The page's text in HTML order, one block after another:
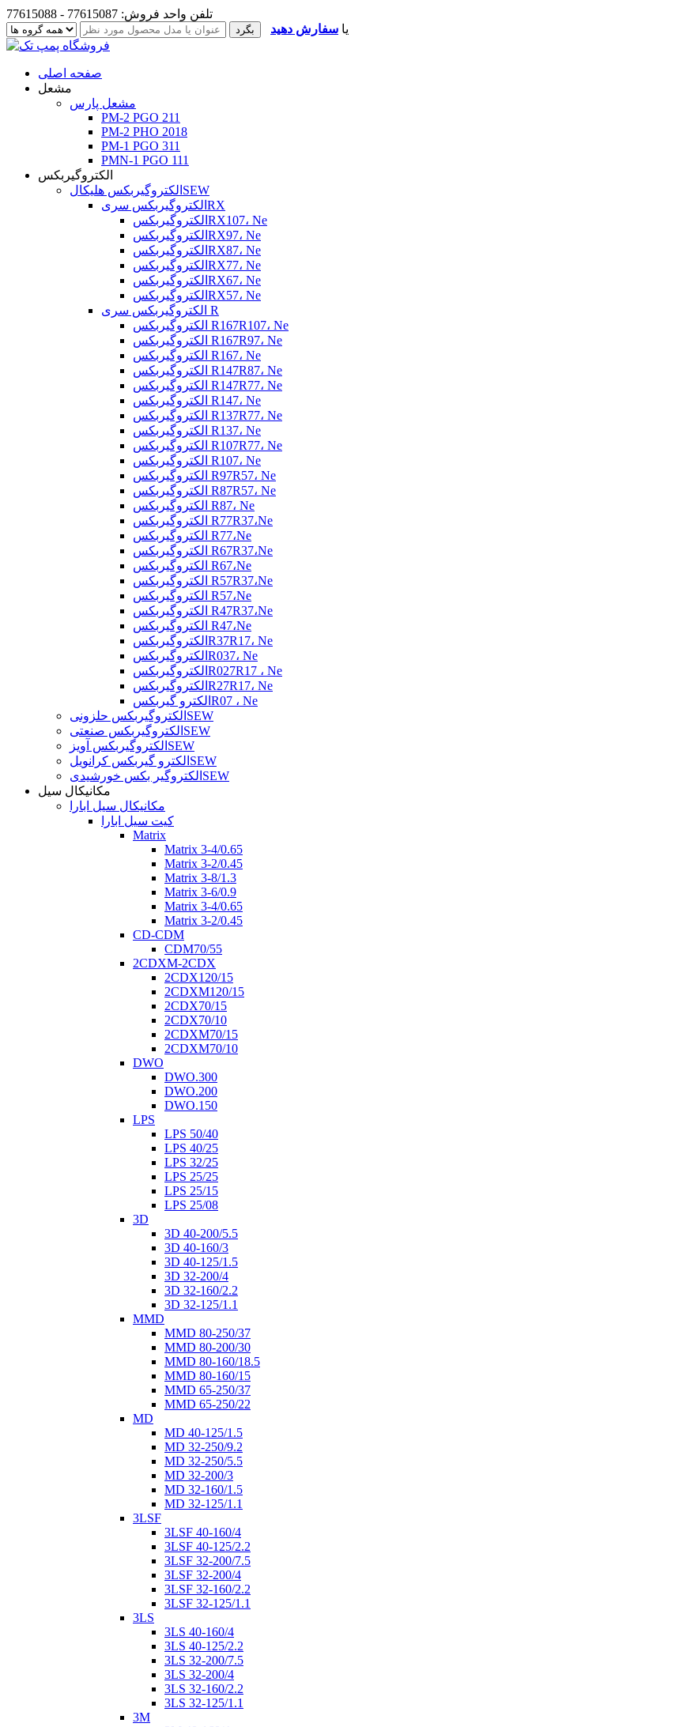
تلفن واحد فروش: 77615087 - 77615088
یا سفارش دهید
صفحه اصلی
مشعل
مشعل پارس
PM-2 PGO 211
PM-2 PHO 2018
PM-1 PGO 311
PMN-1 PGO 111
الکتروگیربکس
الکتروگیربکس هلیکالSEW
الکتروگیربکس سریRX
الکتروگیربکسRX107، Ne
الکتروگیربکسRX97، Ne
الکتروگیربکسRX87، Ne
الکتروگیربکسRX77، Ne
الکتروگیربکسRX67، Ne
الکتروگیربکسRX57، Ne
الکتروگیربکس سری R
الکتروگیربکس R167R107، Ne
الکتروگیربکس R167R97، Ne
الکتروگیربکس R167، Ne
الکتروگیربکس R147R87، Ne
الکتروگیربکس R147R77، Ne
الکتروگیربکس R147، Ne
الکتروگیربکس R137R77، Ne
الکتروگیربکس R137، Ne
الکتروگیربکس R107R77، Ne
الکتروگیربکس R107، Ne
الکتروگیربکس R97R57، Ne
الکتروگیربکس R87R57، Ne
الکتروگیربکس R87، Ne
الکتروگیربکس R77R37،Ne
الکتروگیربکس R77،Ne
الکتروگیربکس R67R37،Ne
الکتروگیربکس R67،Ne
الکتروگیربکس R57R37،Ne
الکتروگیربکس R57،Ne
الکتروگیربکس R47R37،Ne
الکتروگیربکس R47،Ne
الکتروگیربکسR37R17، Ne
الکتروگیربکسR037، Ne
الکتروگیربکسR027R17 ، Ne
الکتروگیربکسR27R17، Ne
الکترو گیربکسR07 ، Ne
الکتروگیربکس حلزونیSEW
الکتروگیربکس صنعتیSEW
الکتروگیربکس آویزSEW
الکترو گیربکس کرانویلSEW
الکتروگیر بکس خورشیدیSEW
مکانیکال سیل
مکانیکال سیل ابارا
کیت سیل ابارا
Matrix
Matrix 3-4/0.65
Matrix 3-2/0.45
Matrix 3-8/1.3
Matrix 3-6/0.9
Matrix 3-4/0.65
Matrix 3-2/0.45
CD-CDM
CDM70/55
2CDXM-2CDX
2CDX120/15
2CDXM120/15
2CDX70/15
2CDX70/10
2CDXM70/15
2CDXM70/10
DWO
DWO.300
DWO.200
DWO.150
LPS
LPS 50/40
LPS 40/25
LPS 32/25
LPS 25/25
LPS 25/15
LPS 25/08
3D
3D 40-200/5.5
3D 40-160/3
3D 40-125/1.5
3D 32-200/4
3D 32-160/2.2
3D 32-125/1.1
MMD
MMD 80-250/37
MMD 80-200/30
MMD 80-160/18.5
MMD 80-160/15
MMD 65-250/37
MMD 65-250/22
MD
MD 40-125/1.5
MD 32-250/9.2
MD 32-250/5.5
MD 32-200/3
MD 32-160/1.5
MD 32-125/1.1
3LSF
3LSF 40-160/4
3LSF 40-125/2.2
3LSF 32-200/7.5
3LSF 32-200/4
3LSF 32-160/2.2
3LSF 32-125/1.1
3LS
3LS 40-160/4
3LS 40-125/2.2
3LS 32-200/7.5
3LS 32-200/4
3LS 32-160/2.2
3LS 32-125/1.1
3M